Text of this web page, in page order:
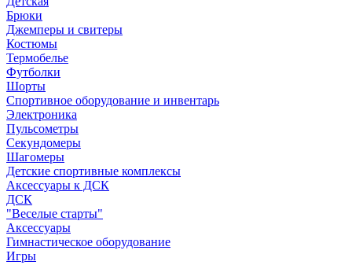
Брюки
Джемперы и свитеры
Костюмы
Термобелье
Футболки
Шорты
Спортивное оборудование и инвентарь
Электроника
Пульсометры
Секундомеры
Шагомеры
Детские спортивные комплексы
Аксессуары к ДСК
ДСК
"Веселые старты"
Аксессуары
Гимнастическое оборудование
Игры